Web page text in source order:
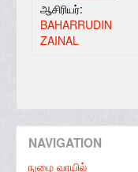
ஆசிரியர்:
BAHARRUDIN
ZAINAL
NAVIGATION
நுழை வாயில்